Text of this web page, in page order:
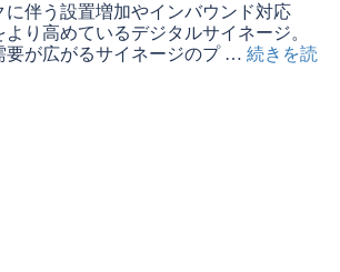
に伴う設置増加やインバウンド対応
り高めているデジタルサイネージ。
要が広がるサイネージのプ … 続きを読